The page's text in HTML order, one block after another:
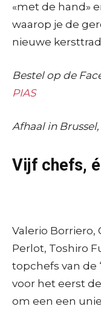
«met de hand»
waarop je de
nieuwe
Bestel op de
PIAS
Afhaal in
Vijf chefs,
Valerio Borriero,
Perlot, Toshiro
topchefs van de
voor het eerst
om een een